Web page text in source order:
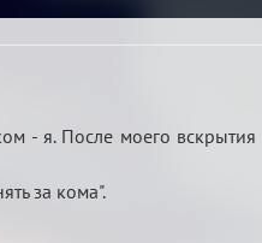
- я. После моего
за кома".